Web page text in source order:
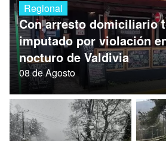
Nacional
Política
Regional
Regional
Con arresto domiciliario
imputado por violación
nocturo de Valdivia
08 de Agosto